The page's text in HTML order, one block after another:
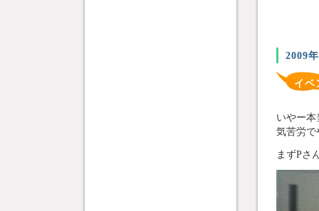
2009
イベ
いやー
気苦労で
まずPさ